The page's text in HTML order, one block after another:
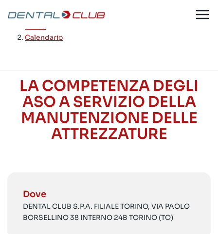
contenuto
Calendario
LA COMPETENZA DEGLI
ASO A SERVIZIO DELLA
MANUTENZIONE DELLE
ATTREZZATURE
Dove
DENTAL CLUB S.P.A. FILIALE TORINO, VIA PAOLO
BORSELLINO 38 INTERNO 24B TORINO (TO)